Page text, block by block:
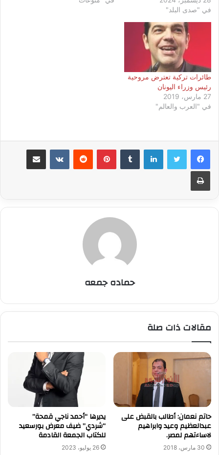
في "صدى البلد"
طائرات تركية تعترض مروحية
رئيس وزراء اليونان
27 مارس، 2019
في "العرب والعالم"
لينكدإن بينتيريست مشاركة عبر البريد
طباعة
حماده جمعه
مقالات ذات صلة
حاتم نعمان: أطالب بالقبض على
عبدالعظيم وعيد وابراهيم
لاساءتهم لمصر.
30 مارس، 2018
يديرها “أحمد ناجي قمحة”
“شردي” ضيف معرض بورسعيد
للكتاب الجمعة القادمة
26 يوليو، 2023